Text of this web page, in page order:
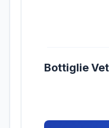
Bottiglie